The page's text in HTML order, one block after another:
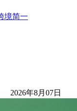
境简一
2026年8月07日